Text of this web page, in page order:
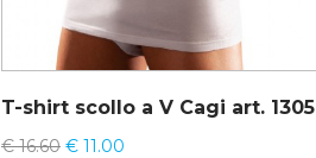
T-shirt scollo a V Cagi art. 1305
€16.60 € 11.00